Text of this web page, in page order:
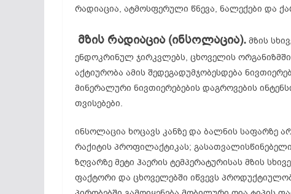
რადიაცია, ატმოსფერული წნევა, ნალექები და
მზის რადიაცია (ინსოლაცია). მზის
ენდოკრინულ ჯირკვლებს, ცხოველის
აქტიურობა ამის შედეგადუმჯობესდება
მინერალური ნივთიერებების დაგროვების
თვისებები.
ინსოლაცია ხოცავს კანზე და ბალნის საფარზე
რაქიტის პროფილაქტიკას;
ზღვარზე მეტი ჰაერის ტემპერატურისას მზის
ფაქტორი და ცხოველებში იწვევს